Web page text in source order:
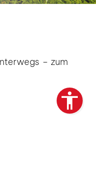
– zum